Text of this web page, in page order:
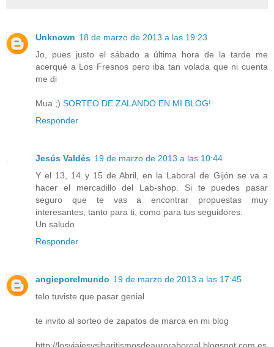
Unknown 18 de marzo de 2013 a las 19:23
Jo, pues justo el sábado a última hora de la tarde me
acerqué a Los Fresnos pero iba tan volada que ni cuenta
me di
Mua ;) SORTEO DE ZALANDO EN MI BLOG!
Responder
Jesús Valdés 19 de marzo de 2013 a las 10:44
Y el 13, 14 y 15 de Abril, en la Laboral de Gijón se va a
hacer el mercadillo del Lab-shop. Si te puedes pasar
seguro que te vas a encontrar propuestas muy
interesantes, tanto para ti, como para tus seguidores.
Un saludo
Responder
angieporelmundo 19 de marzo de 2013 a las 17:45
telo tuviste que pasar genial
te invito al sorteo de zapatos de marca en mi blog
http://losviajesysibaritismosdeauroraboreal.blogspot.com.es